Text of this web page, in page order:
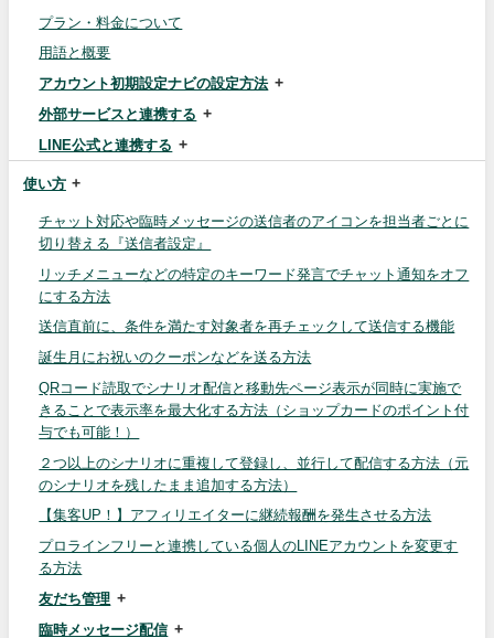
プラン・料金について
用語と概要
アカウント初期設定ナビの設定方法
外部サービスと連携する
LINE公式と連携する
使い方
チャット対応や臨時メッセージの送信者のアイコンを担当者ごとに
切り替える『送信者設定』
リッチメニューなどの特定のキーワード発言でチャット通知をオフ
にする方法
送信直前に、条件を満たす対象者を再チェックして送信する機能
誕生月にお祝いのクーポンなどを送る方法
QRコード読取でシナリオ配信と移動先ページ表示が同時に実施で
きることで表示率を最大化する方法（ショップカードのポイント付
与でも可能！）
２つ以上のシナリオに重複して登録し、並行して配信する方法（元
のシナリオを残したまま追加する方法）
【集客UP！】アフィリエイターに継続報酬を発生させる方法
プロラインフリーと連携している個人のLINEアカウントを変更す
る方法
友だち管理
臨時メッセージ配信